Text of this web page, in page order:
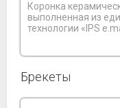
Коронка керамическая E-max -
выполненная из
технологии «IPS
Брекеты